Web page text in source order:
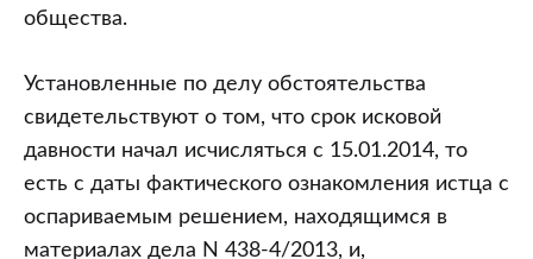
общества.
Установленные по делу обстоятельства
свидетельствуют о том, что срок исковой
давности начал исчисляться с 15.01.2014, то
есть с даты фактического ознакомления истца с
оспариваемым решением, находящимся в
материалах дела N 438-4/2013, и,